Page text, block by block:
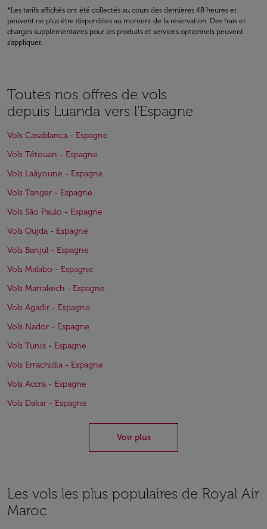
*Les tarifs affichés ont été collectés au cours des dernières 48 heures et
peuvent ne plus être disponibles au moment de la réservation. Des frais et
charges supplémentaires pour les produits et services optionnels peuvent
s'appliquer.
Toutes nos offres de vols
depuis Luanda vers l'Espagne
Vols Casablanca - Espagne
Vols Tétouan - Espagne
Vols Laâyoune - Espagne
Vols Tanger - Espagne
Vols São Paulo - Espagne
Vols Oujda - Espagne
Vols Banjul - Espagne
Vols Malabo - Espagne
Vols Marrakech - Espagne
Vols Agadir - Espagne
Vols Nador - Espagne
Vols Tunis - Espagne
Vols Errachidia - Espagne
Vols Accra - Espagne
Vols Dakar - Espagne
Voir plus
Les vols les plus populaires de Royal Air
Maroc